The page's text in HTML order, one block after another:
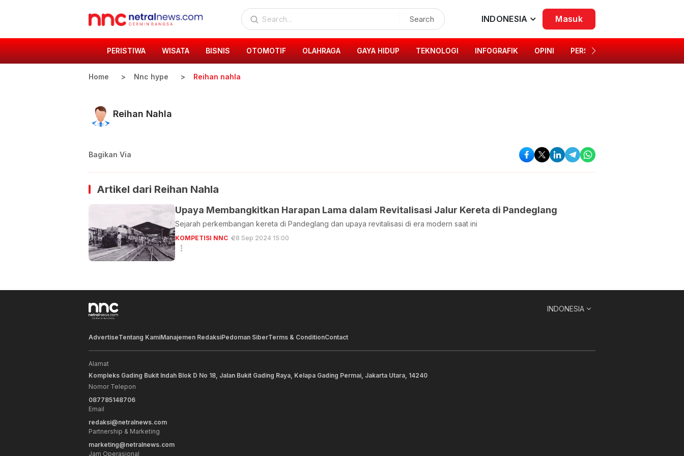
Search INDONESIA Masuk
PERISTIWA WISATA BISNIS OTOMOTIF OLAHRAGA GAYA HIDUP TEKNOLOGI INFOGRAFIK OPINI PERSONA
Home Nnc hype Reihan nahla
Reihan Nahla
Bagikan Via
Artikel dari Reihan Nahla
Upaya Membangkitkan Harapan Lama dalam Revitalisasi Jalur Kereta di Pandeglang
Sejarah perkembangan kereta di Pandeglang dan upaya revitalisasi di era modern saat ini
KOMPETISI NNC 28 Sep 2024 15:00
INDONESIA
AdvertiseTentang KamiManajemen RedaksiPedoman SiberTerms & ConditionContact
Alamat
Kompleks Gading Bukit Indah Blok D No 18, Jalan Bukit Gading Raya, Kelapa Gading Permai, Jakarta Utara, 14240
Nomor Telepon
087785148706
Email
redaksi@netralnews.com
Partnership & Marketing
marketing@netralnews.com
Jam Operasional